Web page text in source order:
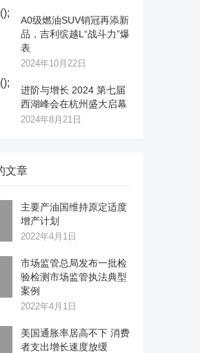
A0级燃油SUV销冠再添新
品，吉利缤越L“战斗力”爆
表
2024年10月22日
进阶与增长 2024 第七届
西湖峰会在杭州盛大启幕
2024年8月21日
文章
主要产油国维持原定适度
增产计划
2022年4月1日
市场监管总局发布一批检
验检测市场监管执法典型
案例
2022年4月1日
美国通胀率居高不下 消费
者支出增长速度放缓